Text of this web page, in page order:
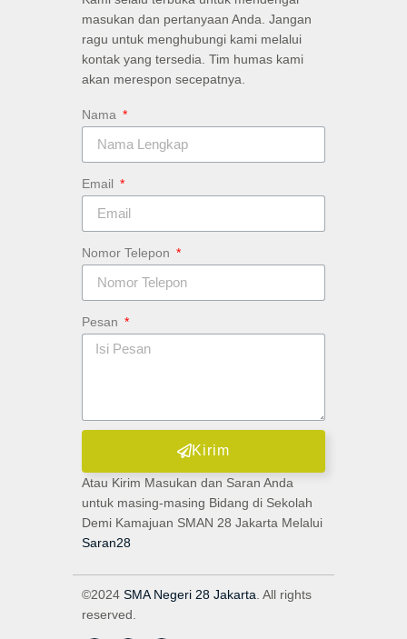
masukan dan pertanyaan Anda. Jangan
ragu untuk menghubungi kami melalui
kontak yang tersedia. Tim humas kami
akan merespon secepatnya.
Nama
Email
Nomor Telepon
Pesan
Kirim
Atau Kirim Masukan dan Saran Anda
untuk masing-masing Bidang di Sekolah
Demi Kamajuan SMAN 28 Jakarta Melalui
Saran28
©2024 SMA Negeri 28 Jakarta . All rights
reserved.